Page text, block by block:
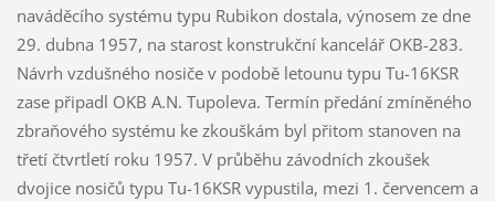
naváděcího systému typu Rubikon dostala, výnosem ze dne
29. dubna 1957, na starost konstrukční kancelář OKB-283.
Návrh vzdušného nosiče v podobě letounu typu Tu-16KSR
zase připadl OKB A.N. Tupoleva. Termín předání zmíněného
zbraňového systému ke zkouškám byl přitom stanoven na
třetí čtvrtletí roku 1957. V průběhu závodních zkoušek
dvojice nosičů typu Tu-16KSR vypustila, mezi 1. červencem a